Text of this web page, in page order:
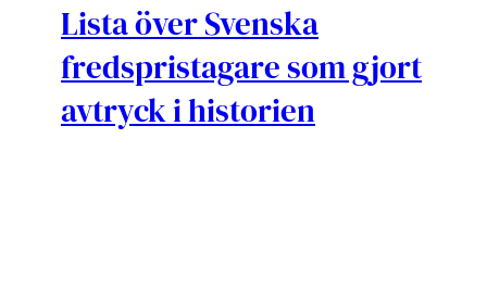
Lista över Svenska
fredspristagare som gjort
avtryck i historien